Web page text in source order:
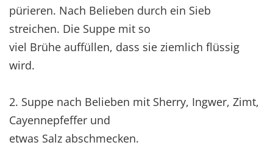
pürieren. Nach Belieben durch ein Sieb
streichen. Die Suppe mit so
viel Brühe auffüllen, dass sie ziemlich flüssig
wird.
2. Suppe nach Belieben mit Sherry, Ingwer, Zimt,
Cayennepfeffer und
etwas Salz abschmecken.